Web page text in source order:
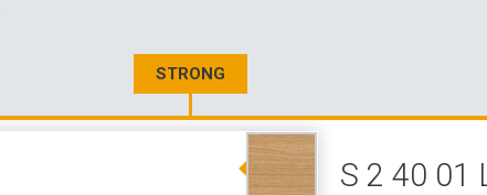
NA STIAHNUTIE
3D DATA
VEĽKOOBCHODNÉ KONTAKTY
STRONG
S 2 40 01